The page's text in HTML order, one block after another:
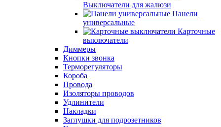
Выключатели для жалюзи
Панели
универсальные
Карточные
выключатели
Диммеры
Кнопки звонка
Терморегуляторы
Короба
Провода
Изоляторы проводов
Удлинители
Накладки
Заглушки для подрозетников